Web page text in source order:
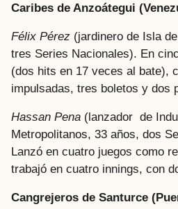
Caribes de Anzoátegui
Félix Pérez (jardinero de Isla
tres Series Nacionales). En
(dos hits en 17 veces al bate),
impulsadas, tres boletos y dos
Hassan Pena (lanzador de
Metropolitanos, 33 años, dos
Lanzó en cuatro juegos como
trabajó en cuatro innings, con
Cangrejeros de Santurce